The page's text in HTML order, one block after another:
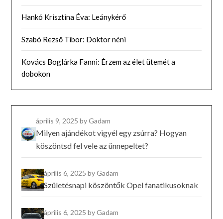
Hankó Krisztina Éva: Leánykérő
Szabó Rezső Tibor: Doktor néni
Kovács Boglárka Fanni: Érzem az élet ütemét a
dobokon
április 9, 2025 by Gadam
Milyen ajándékot vigyél egy zsúrra? Hogyan
köszöntsd fel vele az ünnepeltet?
április 6, 2025by Gadam
Születésnapi köszöntők Opel fanatikusoknak
április 6, 2025by Gadam